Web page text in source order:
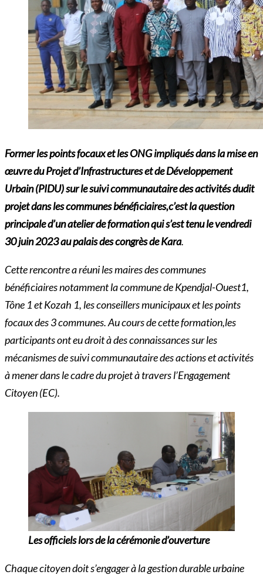
Former les points focaux et les ONG impliqués dans la mise en
œuvre du Projet d’Infrastructures et de Développement
Urbain (PIDU) sur le suivi communautaire des activités dudit
projet dans les communes bénéficiaires,c’est la question
principale d’un atelier de formation qui s’est tenu le vendredi
30 juin 2023 au palais des congrès de Kara.
Cette rencontre a réuni les maires des communes
bénéficiaires notamment la commune de Kpendjal-Ouest1,
Tône 1 et Kozah 1, les conseillers municipaux et les points
focaux des 3 communes. Au cours de cette formation,les
participants ont eu droit à des connaissances sur les
mécanismes de suivi communautaire des actions et activités
à mener dans le cadre du projet à travers l’Engagement
Citoyen (EC).
Les officiels lors de la cérémonie d’ouverture
Chaque citoyen doit s’engager à la gestion durable urbaine